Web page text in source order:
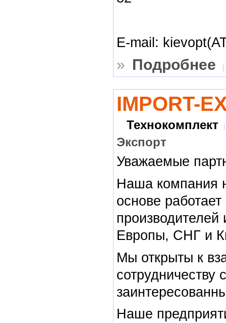
E-mail:
» Подробнее
IMPORT-
Технокомплект
Экспорт
Уважаемые
Наша компания
основе
производителей
Европы, СНГ и
Мы открыты к
сотрудничеству
Наше